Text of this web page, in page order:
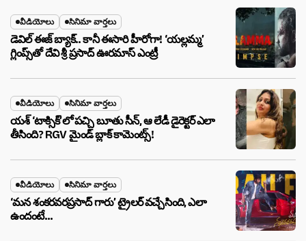
వీడియోలు సినిమా వార్తలు
డెవిల్ ఈజ్ బ్యాక్.. కానీ ఈసారి హీరోగా! ‘యల్లమ్మ’
గ్లింప్స్‌తో దేవి శ్రీ ప్రసాద్ ఊరమాస్ ఎంట్రీ
వీడియోలు సినిమా వార్తలు
యశ్ ‘టాక్సిక్’లో పచ్చి బూతు సీన్, ఆ లేడీ డైరెక్టర్ ఎలా
తీసింది? RGV మైండ్ బ్లాక్ కామెంట్స్!
వీడియోలు సినిమా వార్తలు
‘మన శంకరవరప్రసాద్ గారు’ ట్రైలర్ వచ్చేసింది, ఎలా
ఉందంటే…